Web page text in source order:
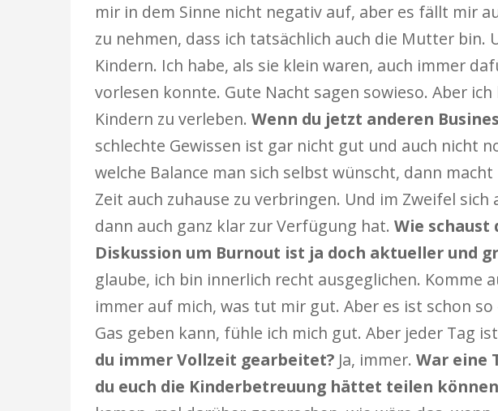
mir in dem Sinne nicht negativ auf, aber es fällt mir
zu nehmen, dass ich tatsächlich auch die Mutter bin.
Kindern. Ich habe, als sie klein waren, auch immer
vorlesen konnte. Gute Nacht sagen sowieso. Aber
Kindern zu verleben. Wenn du jetzt anderen
schlechte Gewissen ist gar nicht gut und auch nicht
welche Balance man sich selbst wünscht, dann
Zeit auch zuhause zu verbringen. Und im Zweifel
dann auch ganz klar zur Verfügung hat. Wie schaust
Diskussion um Burnout ist ja doch aktueller und
glaube, ich bin innerlich recht ausgeglichen. Komme
immer auf mich, was tut mir gut. Aber es ist schon
Gas geben kann, fühle ich mich gut. Aber jeder Tag
du immer Vollzeit gearbeitet? Ja, immer. War eine
du euch die Kinderbetreuung hättet teilen